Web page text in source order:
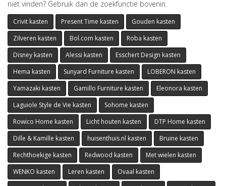
niet vinden? Gebruik dan de zoekfunctie bovenin.
Crivit kasten Present Time kasten
Gouden kasten
Zilveren kasten
Bol.com kasten
Roba kasten
Disney kasten
Alessi kasten
Esschert Design kasten
Hema kasten
Sunyard Furniture kasten
LOBERON kasten
Yamazaki kasten
Gamillo Furniture kasten
Eleonora kasten
Laguiole Style de Vie kasten
Sohome kasten
Rowico Home kasten
Licht houten kasten
DTP Home kasten
Dille & Kamille kasten
huisenthuis.nl kasten
Bruine kasten
Rechthoekige kasten
Redwood kasten
Met wielen kasten
WENKO kasten
Leren kasten
Ovaal kasten